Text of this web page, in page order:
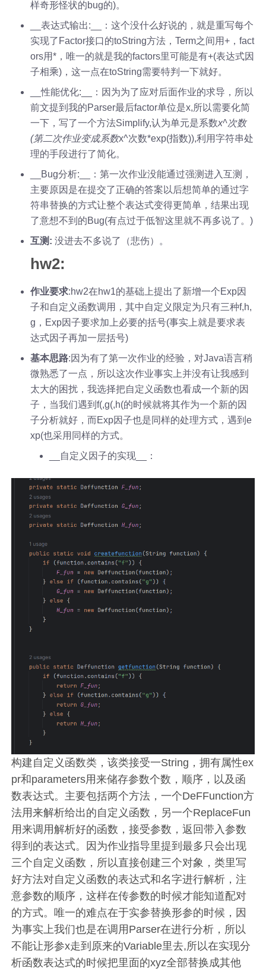
样奇形怪状的bug的)。
__表达式输出:__：这个没什么好说的，就是重写每个
实现了Factor接口的toString方法，Term之间用+，fact
ors用*，唯一的就是我的factors里可能是有+(表达式因
子相乘)，这一点在toString需要特判一下就好。
__性能优化:__：因为为了应对后面作业的求导，所以
前文提到我的Parser最后factor单位是x,所以需要化简
一下，写了一个方法Simplify,认为单元是系数x^次数
(第二次作业变成系数x^次数*exp(指数)),利用字符串处
理的手段进行了简化。
__Bug分析:__：第一次作业没能通过强测进入互测，
主要原因是在提交了正确的答案以后想简单的通过字
符串替换的方式让整个表达式变得更简单，结果出现
了意想不到的Bug(有点过于低智这里就不再多说了。)
互测: 没进去不多说了（悲伤）。
hw2:
作业要求:hw2在hw1的基础上提出了新增一个Exp因
子和自定义函数调用，其中自定义限定为只有三种f,h,
g，Exp因子要求加上必要的括号(事实上就是要求表
达式因子再加一层括号)
基本思路:因为有了第一次作业的经验，对Java语言稍
微熟悉了一点，所以这次作业事实上并没有让我感到
太大的困扰，我选择把自定义函数也看成一个新的因
子，当我们遇到f(,g(,h(的时候就将其作为一个新的因
子分析就好，而Exp因子也是同样的处理方式，遇到e
xp(也采用同样的方式。
__自定义因子的实现__：
构建自定义函数类，该类接受一String，拥有属性ex
pr和parameters用来储存参数个数，顺序，以及函
数表达式。主要包括两个方法，一个DeFFunction方
法用来解析给出的自定义函数，另一个ReplaceFun
用来调用解析好的函数，接受参数，返回带入参数
得到的表达式。因为作业指导里提到最多只会出现
三个自定义函数，所以直接创建三个对象，类里写
好方法对自定义函数的表达式和名字进行解析，注
意参数的顺序，这样在传参数的时候才能知道配对
的方式。唯一的难点在于实参替换形参的时候，因
为事实上我们也是在调用Parser在进行分析，所以
不能让形参x走到原来的Variable里去,所以在实现分
析函数表达式的时候把里面的xyz全部替换成其他